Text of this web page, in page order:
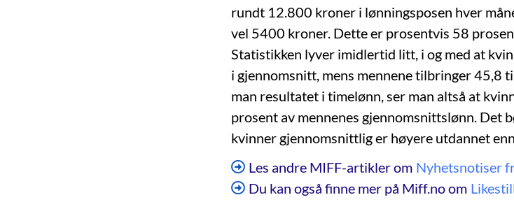
rundt 12.800 kroner i lønningsposen hver
vel 5400 kroner. Dette er prosentvis 58
Statistikken lyver imidlertid litt, i og med at
i gjennomsnitt, mens mennene tilbringer 45,8
man resultatet i timelønn, ser man altså at
prosent av mennenes gjennomsnittslønn. Det
kvinner gjennomsnittlig er høyere utdannet
Les andre MIFF-artikler om Nyhetsnotiser
Du kan også finne mer på Miff.no om